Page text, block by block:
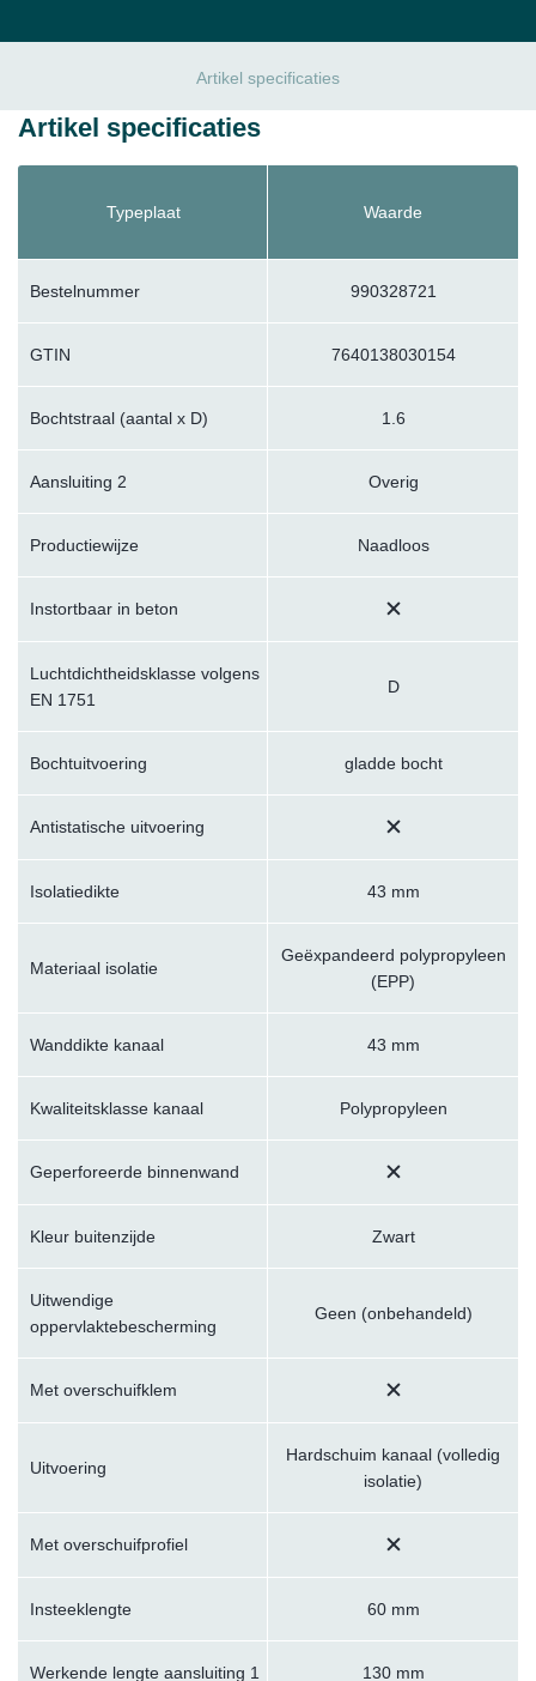
Artikel specificaties
Artikel specificaties
Typeplaat Waarde
Bestelnummer 990328721
GTIN 7640138030154
Bochtstraal (aantal x D) 1.6
Aansluiting 2 Overig
Productiewijze Naadloos
Instortbaar in beton
Luchtdichtheidsklasse volgens
EN 1751
D
Bochtuitvoering gladde bocht
Antistatische uitvoering
Isolatiedikte 43 mm
Materiaal isolatie
Geëxpandeerd polypropyleen
(EPP)
Wanddikte kanaal 43 mm
Kwaliteitsklasse kanaal Polypropyleen
Geperforeerde binnenwand
Kleur buitenzijde Zwart
Uitwendige
oppervlaktebescherming
Geen (onbehandeld)
Met overschuifklem
Uitvoering
Hardschuim kanaal (volledig
isolatie)
Met overschuifprofiel
Insteeklengte 60 mm
Werkende lengte aansluiting 1 130 mm